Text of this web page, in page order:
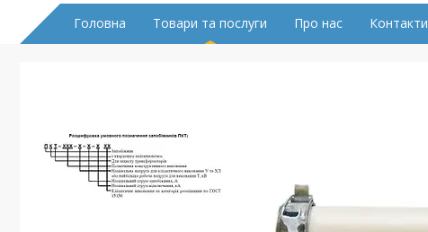
Головна Товари та послуги Про нас Контакти